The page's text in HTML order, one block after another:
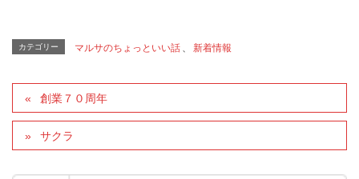
カテゴリー マルサのちょっといい話 新着情報
創業７０周年
サクラ